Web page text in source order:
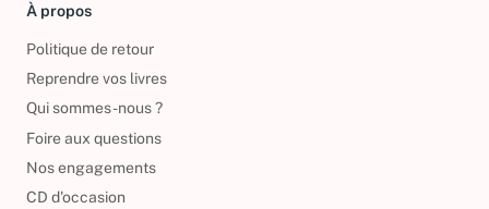
À propos
Politique de retour
Reprendre vos livres
Qui sommes-nous ?
Foire aux questions
Nos engagements
CD d'occasion